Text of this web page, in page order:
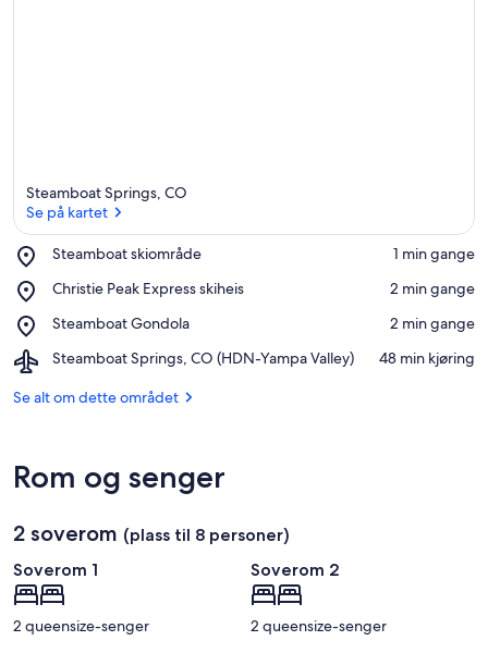
Steamboat Springs, CO
Se på kartet
Steamboat skiområde
Place,
skiområde
‪1 min gange‬
Christie Peak Express skiheis
Place,
Peak
skiheis
‪2 min gange‬
Steamboat Gondola
Place,
Gondola
‪2 min gange‬
Steamboat Springs, CO (HDN-Yampa Valley)
Airport,
Springs,
Valley)
‪48 min kjøring‬
Se alt om dette området
Rom og senger
2 soverom (plass til 8 personer)
Soverom 1
2 queensize-senger
Soverom 2
2 queensize-senger